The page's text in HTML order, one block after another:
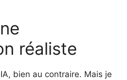
réaliste
bien au contraire. Mais je